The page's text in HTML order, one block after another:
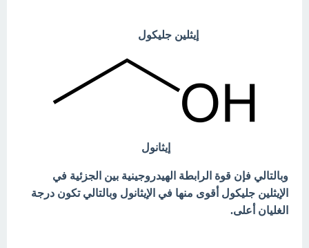
إيثلين جليكول
إيثانول
وبالتالي فإن قوة الرابطة الهيدروجينية بين الجزئية في
الإيثلين جليكول أقوى منها في الإيثانول وبالتالي تكون درجة
الغليان أعلى.